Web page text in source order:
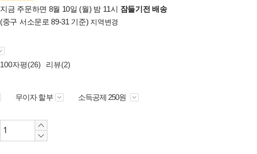
지금 주문하면 8월 10일 (월) 밤 11시 잠들기전 배송
(중구 서소문로 89-31 기준) 지역변경
100자평(26) 리뷰(2)
무이자 할부 소득공제 250원